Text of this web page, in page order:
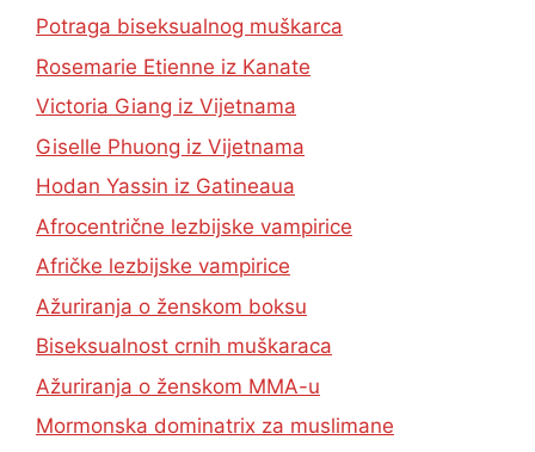
Potraga biseksualnog muškarca
Rosemarie Etienne iz Kanate
Victoria Giang iz Vijetnama
Giselle Phuong iz Vijetnama
Hodan Yassin iz Gatineaua
Afrocentrične lezbijske vampirice
Afričke lezbijske vampirice
Ažuriranja o ženskom boksu
Biseksualnost crnih muškaraca
Ažuriranja o ženskom MMA-u
Mormonska dominatrix za muslimane